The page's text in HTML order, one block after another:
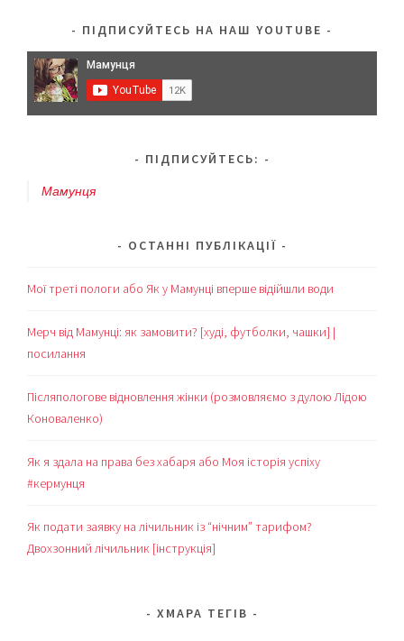
ПІДПИСУЙТЕСЬ НА НАШ YOUTUBE
ПІДПИСУЙТЕСЬ:
Мамунця
ОСТАННІ ПУБЛІКАЦІЇ
Мої треті пологи або Як у Мамунці вперше відійшли води
Мерч від Мамунці: як замовити? [худі, футболки, чашки] |
посилання
Післяпологове відновлення жінки (розмовляємо з дулою Лідою
Коноваленко)
Як я здала на права без хабаря або Моя історія успіху
#кермунця
Як подати заявку на лічильник із “нічним” тарифом?
Двохзонний лічильник [інструкція]
ХМАРА ТЕГІВ